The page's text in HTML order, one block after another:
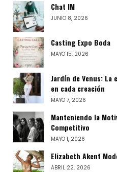
Chat IM
JUNIO 8, 2026
Casting Expo Boda
MAYO 15, 2026
Jardín de Venus: La
en cada creación
MAYO 7, 2026
Manteniendo la
Competitivo
MAYO 1, 2026
Elizabeth Akent
ABRIL 22, 2026